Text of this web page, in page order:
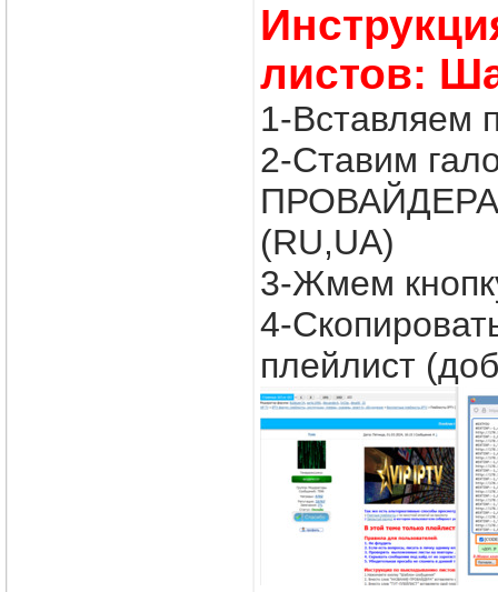
листов:
1-Вставляем
2-Ставим
(RU,UA)
3-Жмем
4-
плейлист